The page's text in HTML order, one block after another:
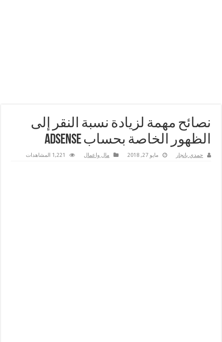
نصائح مهمة لزيادة نسبة النقر إلى
الظهور الخاصة بحساب Adsense
حمدي بانجار مايو 27, 2018 مال واعمال 1,221 المشاهدات